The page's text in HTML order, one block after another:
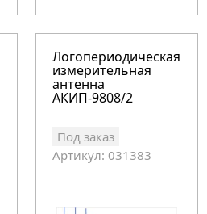
Логопериодическая
измерительная
антенна
АКИП-9808/2
Под заказ
Артикул: 031383